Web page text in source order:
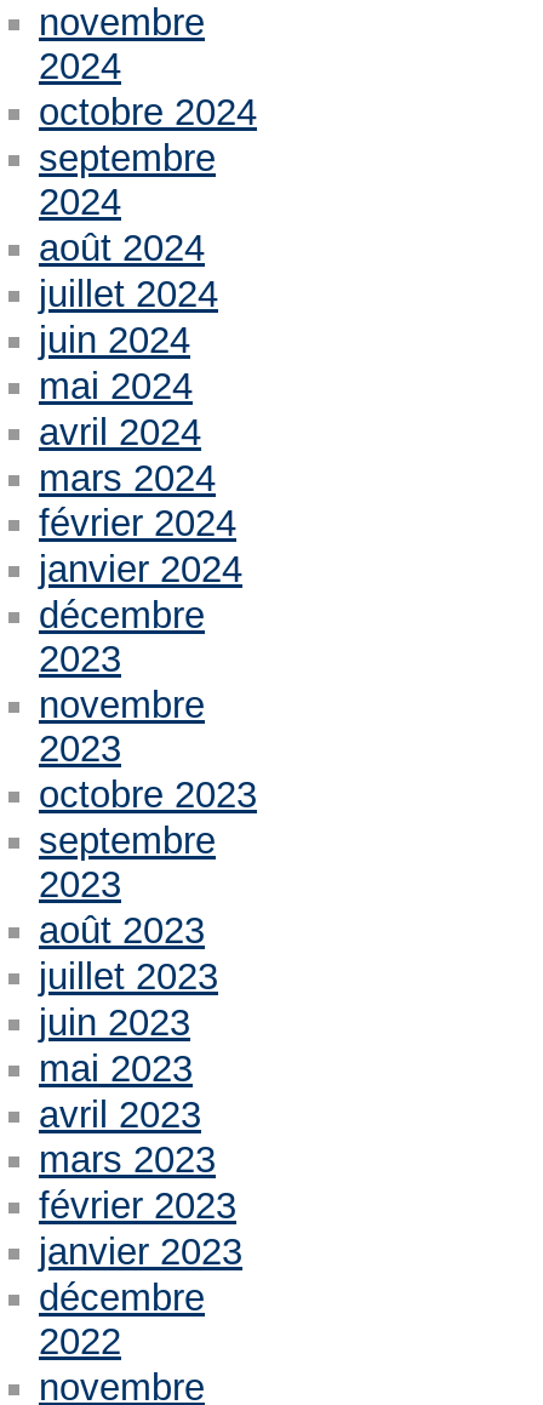
novembre
2024
octobre 2024
septembre
2024
août 2024
juillet 2024
juin 2024
mai 2024
avril 2024
mars 2024
février 2024
janvier 2024
décembre
2023
novembre
2023
octobre 2023
septembre
2023
août 2023
juillet 2023
juin 2023
mai 2023
avril 2023
mars 2023
février 2023
janvier 2023
décembre
2022
novembre